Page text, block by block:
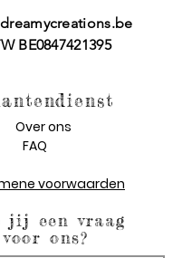
BE0847421395
Over ons
FAQ
voorwaarden
jij een vraag
voor ons?